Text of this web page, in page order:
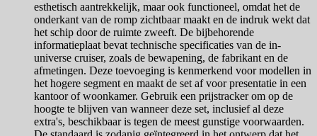
esthetisch aantrekkelijk, maar ook functioneel, omdat het de
onderkant van de romp zichtbaar maakt en de indruk wekt dat
het schip door de ruimte zweeft. De bijbehorende
informatieplaat bevat technische specificaties van de in-
universe cruiser, zoals de bewapening, de fabrikant en de
afmetingen. Deze toevoeging is kenmerkend voor modellen in
het hogere segment en maakt de set af voor presentatie in een
kantoor of woonkamer. Gebruik een prijstracker om op de
hoogte te blijven van wanneer deze set, inclusief al deze
extra's, beschikbaar is tegen de meest gunstige voorwaarden.